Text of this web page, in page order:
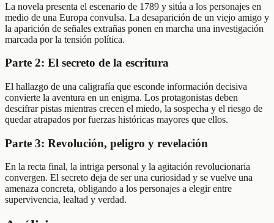
La novela presenta el escenario de 1789 y sitúa a los personajes en
medio de una Europa convulsa. La desaparición de un viejo amigo y
la aparición de señales extrañas ponen en marcha una investigación
marcada por la tensión política.
Parte 2: El secreto de la escritura
El hallazgo de una caligrafía que esconde información decisiva
convierte la aventura en un enigma. Los protagonistas deben
descifrar pistas mientras crecen el miedo, la sospecha y el riesgo de
quedar atrapados por fuerzas históricas mayores que ellos.
Parte 3: Revolución, peligro y revelación
En la recta final, la intriga personal y la agitación revolucionaria
convergen. El secreto deja de ser una curiosidad y se vuelve una
amenaza concreta, obligando a los personajes a elegir entre
supervivencia, lealtad y verdad.